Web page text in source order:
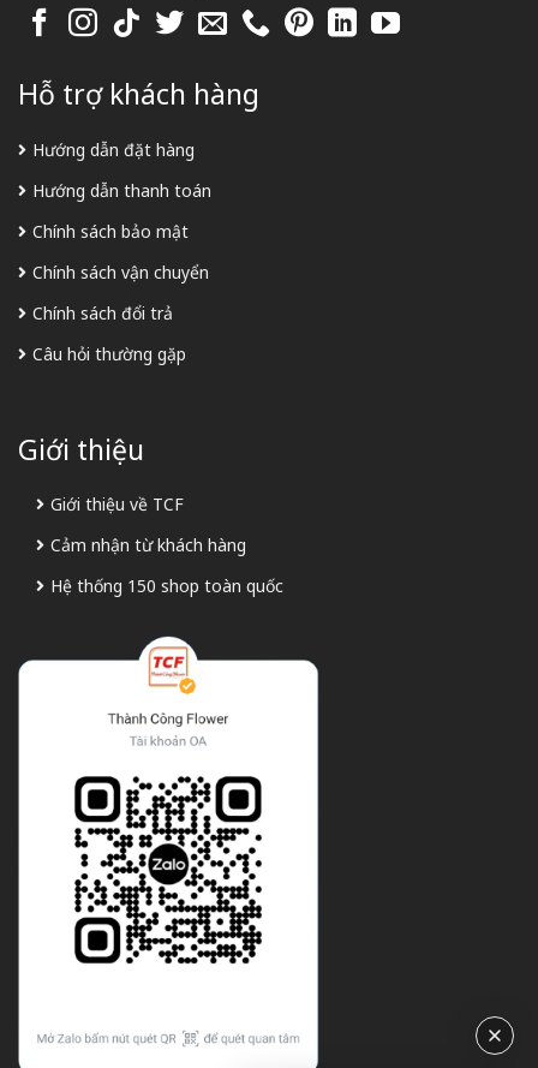
Hỗ trợ khách hàng
Hướng dẫn đặt hàng
Hướng dẫn thanh toán
Chính sách bảo mật
Chính sách vận chuyển
Chính sách đổi trả
Câu hỏi thường gặp
Giới thiệu
Giới thiệu về TCF
Cảm nhận từ khách hàng
Hệ thống 150 shop toàn quốc